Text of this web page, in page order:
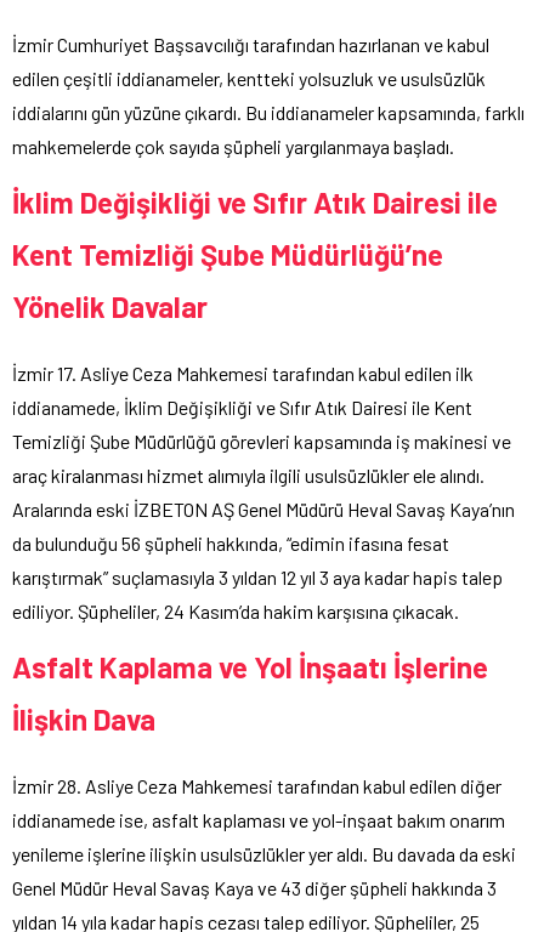
İzmir Cumhuriyet Başsavcılığı tarafından hazırlanan ve kabul
edilen çeşitli iddianameler, kentteki yolsuzluk ve usulsüzlük
iddialarını gün yüzüne çıkardı. Bu iddianameler kapsamında, farklı
mahkemelerde çok sayıda şüpheli yargılanmaya başladı.
İklim Değişikliği ve Sıfır Atık Dairesi ile
Kent Temizliği Şube Müdürlüğü’ne
Yönelik Davalar
İzmir 17. Asliye Ceza Mahkemesi tarafından kabul edilen ilk
iddianamede, İklim Değişikliği ve Sıfır Atık Dairesi ile Kent
Temizliği Şube Müdürlüğü görevleri kapsamında iş makinesi ve
araç kiralanması hizmet alımıyla ilgili usulsüzlükler ele alındı.
Aralarında eski İZBETON AŞ Genel Müdürü Heval Savaş Kaya’nın
da bulunduğu 56 şüpheli hakkında, “edimin ifasına fesat
karıştırmak” suçlamasıyla 3 yıldan 12 yıl 3 aya kadar hapis talep
ediliyor. Şüpheliler, 24 Kasım’da hakim karşısına çıkacak.
Asfalt Kaplama ve Yol İnşaatı İşlerine
İlişkin Dava
İzmir 28. Asliye Ceza Mahkemesi tarafından kabul edilen diğer
iddianamede ise, asfalt kaplaması ve yol-inşaat bakım onarım
yenileme işlerine ilişkin usulsüzlükler yer aldı. Bu davada da eski
Genel Müdür Heval Savaş Kaya ve 43 diğer şüpheli hakkında 3
yıldan 14 yıla kadar hapis cezası talep ediliyor. Şüpheliler, 25